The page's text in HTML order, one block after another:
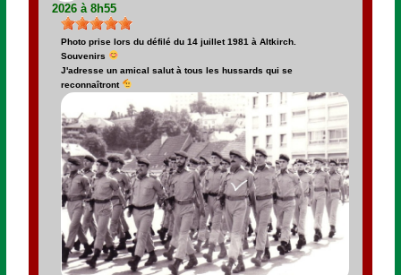
2026 à 8h55
Photo prise lors du défilé du 14 juillet 1981 à Altkirch.
Souvenirs
J'adresse un amical salut à tous les hussards qui se
reconnaîtront